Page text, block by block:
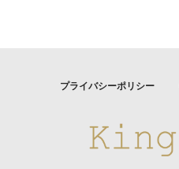
プライバシーポリシー